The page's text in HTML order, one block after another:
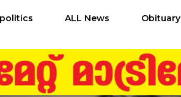
politics ALL News Obituary